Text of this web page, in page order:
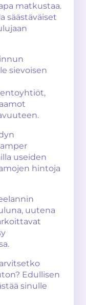
matkustaa.
säästäväiset
sievoisen
useiden
hintoja
uutena
Edullisen
sinulle